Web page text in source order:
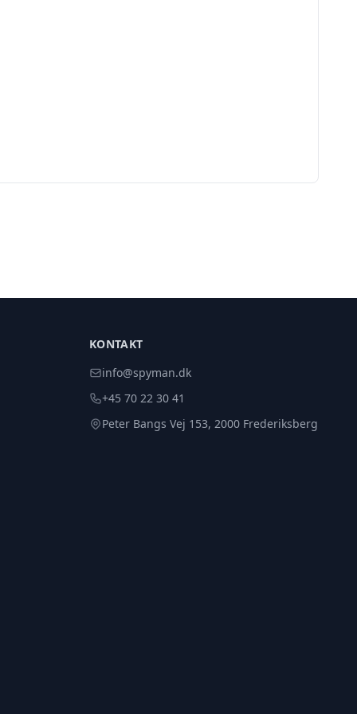
KONTAKT
info@spyman.dk
+45 70 22 30 41
Peter Bangs Vej 153, 2000 Frederiksberg